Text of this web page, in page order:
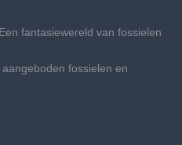
fantasiewereld van fossielen
fossielen en